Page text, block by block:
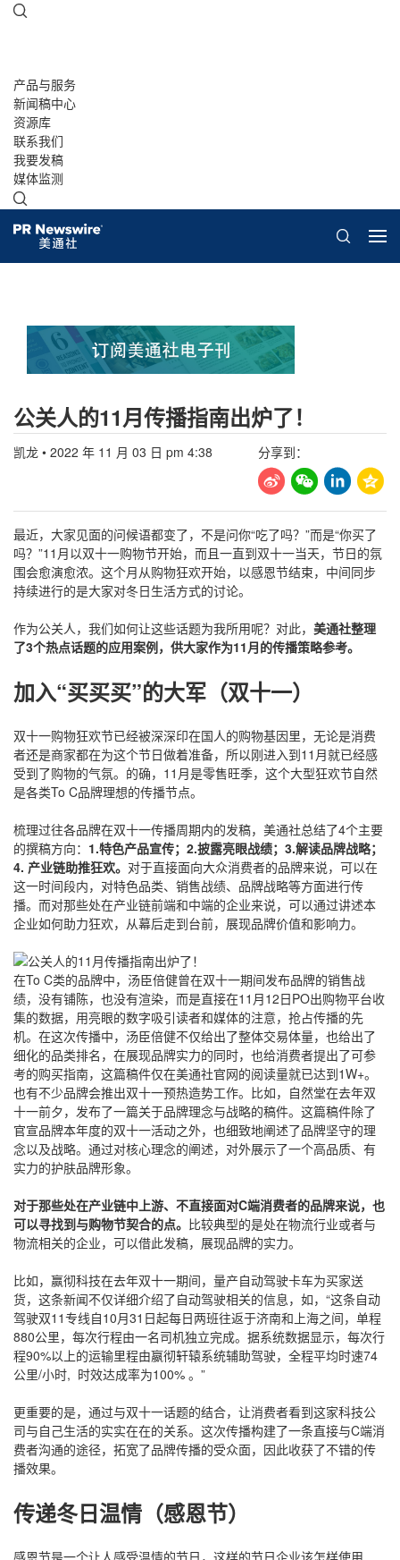
产品与服务
新闻稿中心
资源库
联系我们
我要发稿
媒体监测
概览 美通说传播 演讲资料/报告
公关人的11月传播指南出炉了！
凯龙 • 2022 年 11 月 03 日 pm 4:38 分享到：
最近，大家见面的问候语都变了，不是问你“吃了吗？”而是“你买了
吗？”11月以双十一购物节开始，而且一直到双十一当天，节日的氛
围会愈演愈浓。这个月从购物狂欢开始，以感恩节结束，中间同步
持续进行的是大家对冬日生活方式的讨论。
作为公关人，我们如何让这些话题为我所用呢？对此， 美通社整理
了3个热点话题的应用案例，供大家作为11月的传播策略参考。
加入“买买买”的大军（双十一）
双十一购物狂欢节已经被深深印在国人的购物基因里，无论是消费
者还是商家都在为这个节日做着准备，所以刚进入到11月就已经感
受到了购物的气氛。的确，11月是零售旺季，这个大型狂欢节自然
是各类To C品牌理想的传播节点。
梳理过往各品牌在双十一传播周期内的发稿，美通社总结了4个主要
的撰稿方向： 1.特色产品宣传；2.披露亮眼战绩；3.解读品牌战略；
4. 产业链助推狂欢。 对于直接面向大众消费者的品牌来说，可以在
这一时间段内，对特色品类、销售战绩、品牌战略等方面进行传
播。而对那些处在产业链前端和中端的企业来说，可以通过讲述本
企业如何助力狂欢，从幕后走到台前，展现品牌价值和影响力。
在To C类的品牌中，汤臣倍健曾在双十一期间发布品牌的销售战
绩，没有铺陈，也没有渲染，而是直接在11月12日PO出购物平台收
集的数据，用亮眼的数字吸引读者和媒体的注意，抢占传播的先
机。在这次传播中，汤臣倍健不仅给出了整体交易体量，也给出了
细化的品类排名，在展现品牌实力的同时，也给消费者提出了可参
考的购买指南， 这篇稿件仅在美通社官网的阅读量就已达到1W+。
也有不少品牌会推出双十一预热造势工作。比如，自然堂在去年双
十一前夕，发布了一篇关于品牌理念与战略的稿件。这篇稿件除了
官宣品牌本年度的双十一活动之外，也细致地阐述了品牌坚守的理
念以及战略。通过对核心理念的阐述，对外展示了一个高品质、有
实力的护肤品牌形象。
对于那些处在产业链中上游、不直接面对C端消费者的品牌来说，也
可以寻找到与购物节契合的点。 比较典型的是处在物流行业或者与
物流相关的企业，可以借此发稿，展现品牌的实力。
比如，赢彻科技在去年双十一期间，量产自动驾驶卡车为买家送
货，这条新闻不仅详细介绍了自动驾驶相关的信息，如，“这条自动
驾驶双11专线自10月31日起每日两班往返于济南和上海之间，单程
880公里，每次行程由一名司机独立完成。据系统数据显示，每次行
程90%以上的运输里程由嬴彻轩辕系统辅助驾驶，全程平均时速74
公里/小时, 时效达成率为100% 。”
更重要的是，通过与双十一话题的结合，让消费者看到这家科技公
司与自己生活的实实在在的关系。这次传播构建了一条直接与C端消
费者沟通的途径，拓宽了品牌传播的受众面，因此收获了不错的传
播效果。
传递冬日温情（感恩节）
感恩节是一个让人感受温情的节日，这样的节日企业该怎样使用